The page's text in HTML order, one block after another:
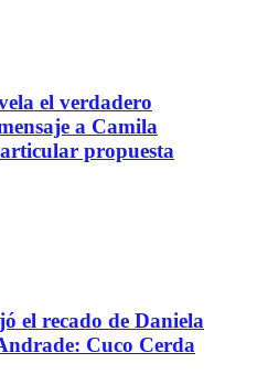
el verdadero
a Camila
propuesta
el recado de Daniela
Cuco Cerda